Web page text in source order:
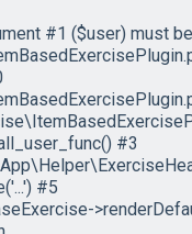
#1 ($user) must
#3
#5